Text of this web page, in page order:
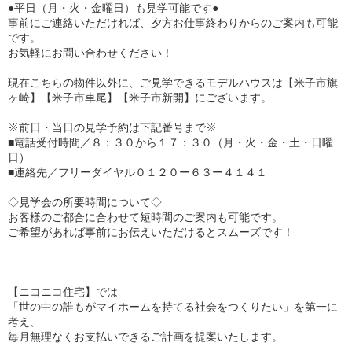
●平日（月・火・金曜日）も見学可能です●
事前にご連絡いただければ、夕方お仕事終わりからのご案内も可能
です。
お気軽にお問い合わせください！
現在こちらの物件以外に、ご見学できるモデルハウスは【米子市旗
ヶ崎】【米子市車尾】【米子市新開】にございます。
※前日・当日の見学予約は下記番号まで※
■電話受付時間／８：３０から１７：３０（月・火・金・土・日曜
日）
■連絡先／フリーダイヤル０１２０ー６３ー４１４１
◇見学会の所要時間について◇
お客様のご都合に合わせて短時間のご案内も可能です。
ご希望があれば事前にお伝えいただけるとスムーズです！
【ニコニコ住宅】では
「世の中の誰もがマイホームを持てる社会をつくりたい」を第一に
考え、
毎月無理なくお支払いできるご計画を提案いたします。